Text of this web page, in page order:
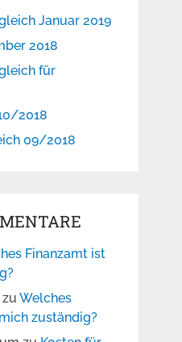
Januar 2019
2018
für
2018
09/2018
Finanzamt ist
Welches
zuständig?